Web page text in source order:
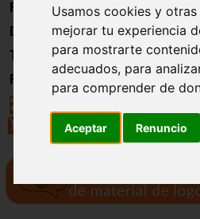
Usamos cookies y
mejorar tu experiencia
para mostrarte
adecuados, para
para comprender de
Aceptar Renuncio
Formación
Directorio
Trabajo
Registro